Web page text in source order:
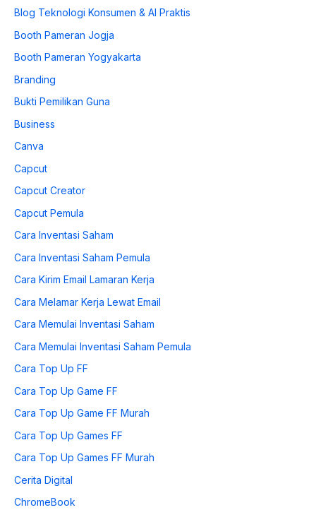
Blog Teknologi Konsumen & AI Praktis
Booth Pameran Jogja
Booth Pameran Yogyakarta
Branding
Bukti Pemilikan Guna
Business
Canva
Capcut
Capcut Creator
Capcut Pemula
Cara Inventasi Saham
Cara Inventasi Saham Pemula
Cara Kirim Email Lamaran Kerja
Cara Melamar Kerja Lewat Email
Cara Memulai Inventasi Saham
Cara Memulai Inventasi Saham Pemula
Cara Top Up FF
Cara Top Up Game FF
Cara Top Up Game FF Murah
Cara Top Up Games FF
Cara Top Up Games FF Murah
Cerita Digital
ChromeBook